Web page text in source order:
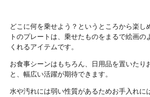
どこに何を乗せよう？というところから楽し
トのプレートは、乗せたものをまるで絵画の
くれるアイテムです。
お食事シーンはもちろん、日用品を置いたり
と、幅広い活躍が期待できます。
水や汚れには弱い性質があるためお手入れに